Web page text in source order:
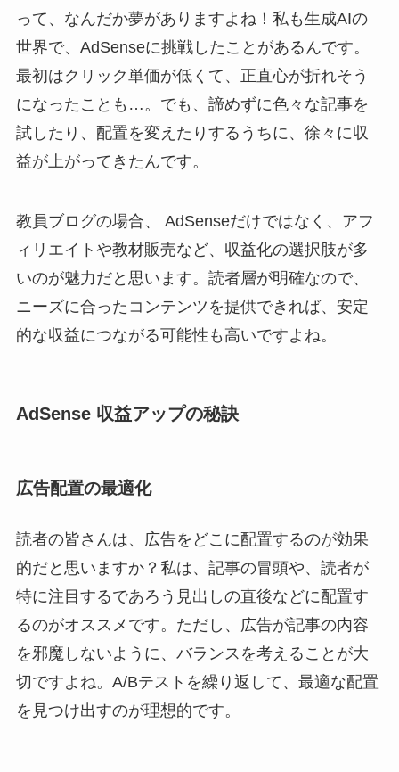
って、なんだか夢がありますよね！私も生成AIの
世界で、AdSenseに挑戦したことがあるんです。
最初はクリック単価が低くて、正直心が折れそう
になったことも…。でも、諦めずに色々な記事を
試したり、配置を変えたりするうちに、徐々に収
益が上がってきたんです。
教員ブログの場合、 AdSenseだけではなく、アフ
ィリエイトや教材販売など、収益化の選択肢が多
いのが魅力だと思います。読者層が明確なので、
ニーズに合ったコンテンツを提供できれば、安定
的な収益につながる可能性も高いですよね。
AdSense 収益アップの秘訣
広告配置の最適化
読者の皆さんは、広告をどこに配置するのが効果
的だと思いますか？私は、記事の冒頭や、読者が
特に注目するであろう見出しの直後などに配置す
るのがオススメです。ただし、広告が記事の内容
を邪魔しないように、バランスを考えることが大
切ですよね。A/Bテストを繰り返して、最適な配置
を見つけ出すのが理想的です。